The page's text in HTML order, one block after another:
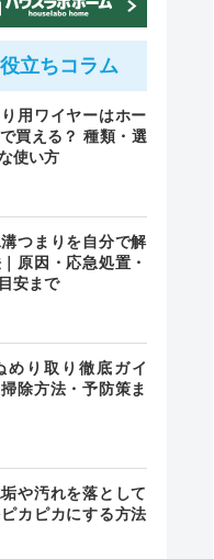
立ちコラム
用ワイヤーはホー
買える？ 種類・選
使い方
つまりを自分で解
原因・応急処置・
安まで
めり取り徹底ガイ
除方法・予防策ま
や汚れを落として
カピカにする方法